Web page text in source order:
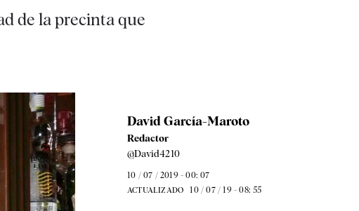
de la precinta que
David García-Maroto
Redactor
@David4210
10 / 07 / 2019 - 00: 07
ACTUALIZADO 10 / 07 / 19 - 08: 55